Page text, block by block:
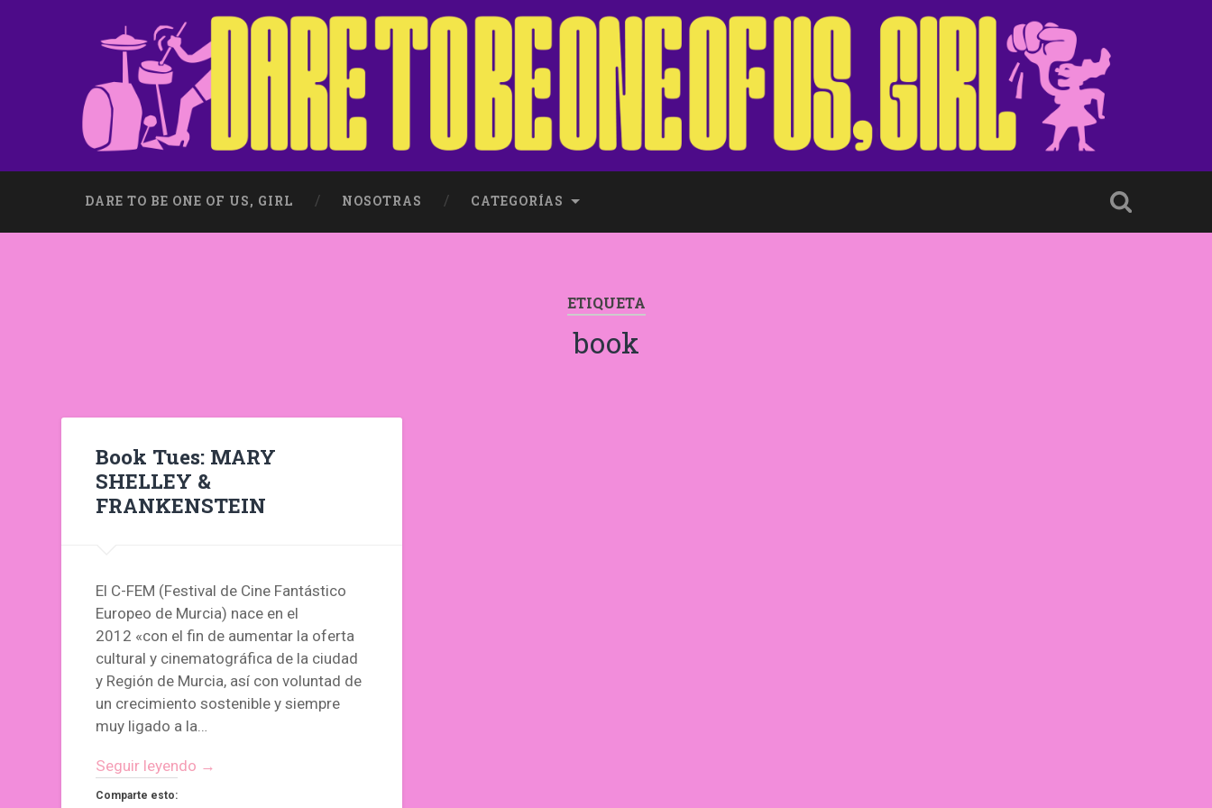
DARE TO BE ONE OF US, GIRL NOSOTRAS CATEGORÍAS
ETIQUETA
book
Book Tues: MARY
SHELLEY &
FRANKENSTEIN
El C-FEM (Festival de Cine Fantástico
Europeo de Murcia) nace en el
2012 «con el fin de aumentar la oferta
cultural y cinematográfica de la ciudad
y Región de Murcia, así con voluntad de
un crecimiento sostenible y siempre
muy ligado a la…
Seguir leyendo →
Comparte esto: